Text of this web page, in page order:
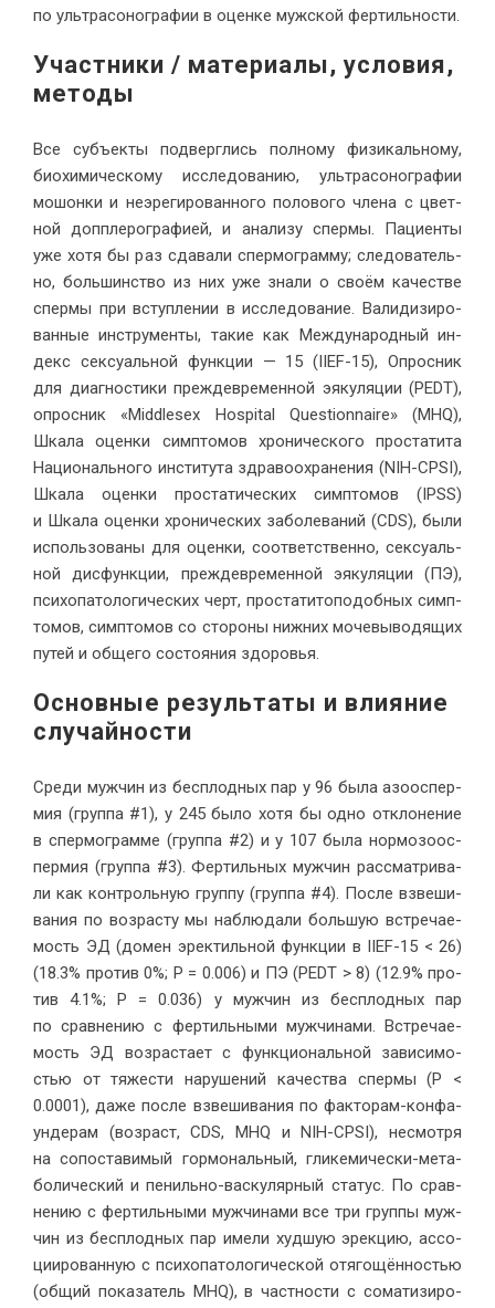
по уль­тра­со­но­гра­фии в оцен­ке муж­ской фер­тиль­ности.
Участ­ни­ки / ма­те­ри­а­лы, усло­вия,
методы
Все субъ­ек­ты под­верг­лись пол­но­му физи­каль­но­му,
био­хи­ми­че­ско­му ис­сле­до­ва­нию, уль­тра­со­но­гра­фии
мо­шон­ки и неэре­ги­ро­ван­но­го по­ло­во­го чле­на с цвет­
ной доп­пле­ро­гра­фи­ей, и ана­ли­зу спер­мы. Па­ци­ен­ты
уже хо­тя бы раз сда­ва­ли спер­мо­грам­му; сле­до­ва­тель­
но, боль­шин­ство из них уже зна­ли о сво­ём ка­че­стве
спер­мы при вступ­ле­нии в ис­сле­до­ва­ние. Ва­ли­ди­зи­ро­
ван­ные ин­стру­мен­ты, та­кие как Меж­ду­на­род­ный ин­
декс сек­су­аль­ной функ­ции — 15 (IIEF-15), Опрос­ник
для ди­а­гно­сти­ки преж­девре­мен­ной эяку­ля­ции (PEDT),
опрос­ник «Middlesex Hospital Questionnaire» (MHQ),
Шка­ла оцен­ки симп­то­мов хро­ни­че­ско­го про­ста­ти­та
На­цио­наль­но­го ин­сти­ту­та здра­во­охра­не­ния (NIH-CPSI),
Шка­ла оцен­ки про­ста­ти­че­ских симп­то­мов (IPSS)
и Шка­ла оцен­ки хро­ни­че­ских за­боле­ва­ний (CDS), бы­ли
ис­поль­зо­ва­ны для оцен­ки, со­от­вет­ствен­но, сек­су­аль­
ной дис­функ­ции, преж­девре­мен­ной эяку­ля­ции (ПЭ),
пси­хо­па­то­ло­ги­че­ских черт, про­ста­ти­то­по­доб­ных симп­
то­мов, симп­то­мов со сто­ро­ны ниж­них мо­че­вы­во­дя­щих
пу­тей и об­ще­го со­сто­я­ния здо­ровья.
Ос­нов­ные ре­зуль­та­ты и вли­я­ние
слу­чай­ности
Сре­ди муж­чин из бес­плод­ных пар у 96 бы­ла азоос­пер­
мия (груп­па #1), у 245 бы­ло хо­тя бы од­но от­кло­не­ние
в спер­мо­грам­ме (груп­па #2) и у 107 бы­ла нор­мо­зоос­
пер­мия (груп­па #3). Фер­тиль­ных муж­чин рас­смат­ри­ва­
ли как кон­троль­ную груп­пу (груп­па #4). По­сле взве­ши­
ва­ния по воз­рас­ту мы на­блю­да­ли боль­шую встре­ча­е­
мость ЭД (до­мен эрек­тиль­ной функ­ции в IIEF-15 < 26)
(18.3% про­тив 0%; P = 0.006) и ПЭ (PEDT > 8) (12.9% про­
тив 4.1%; P = 0.036) у муж­чин из бес­плод­ных пар
по срав­не­нию с фер­тиль­ны­ми муж­чи­на­ми. Встре­ча­е­
мость ЭД воз­рас­та­ет с функ­цио­наль­ной за­ви­си­мо­
стью от тя­же­сти на­ру­ше­ний ка­че­ства спер­мы (P <
0.0001), да­же по­сле взве­ши­ва­ния по фак­то­рам-кон­фа­
ун­де­рам (воз­раст, CDS, MHQ и NIH-CPSI), несмот­ря
на со­по­ста­ви­мый гор­мо­наль­ный, гли­ке­ми­че­ски-ме­та­
бо­ли­че­ский и пе­ниль­но-вас­ку­ляр­ный ста­тус. По срав­
не­нию с фер­тиль­ны­ми муж­чи­на­ми все три груп­пы муж­
чин из бес­плод­ных пар име­ли худ­шую эрек­цию, ас­со­
ци­и­ро­ван­ную с пси­хо­па­то­ло­ги­че­ской отя­го­щён­но­стью
(об­щий по­ка­за­тель MHQ), в част­но­сти с со­ма­ти­зи­ро­